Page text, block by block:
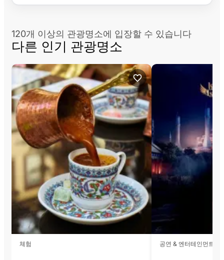
120개 이상의 관광명소에 입장할 수 있습니다
다른 인기 관광명소
체험 공연 & 엔터테인먼트